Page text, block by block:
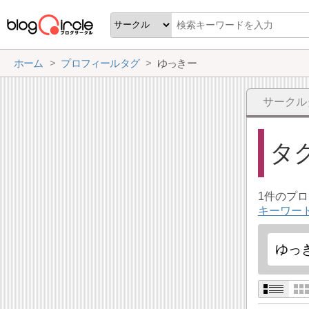
ホーム プロフィールタグ ゆっきー
サーク
タ
1件のプ
キーワー